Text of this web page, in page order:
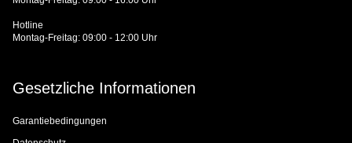
Hotline
Montag-Freitag: 09:00 - 12:00 Uhr
Gesetzliche Informationen
Garantiebedingungen